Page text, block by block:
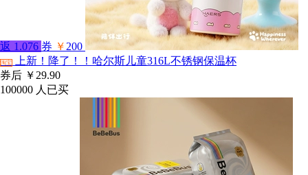
返 1.076 券 ￥ 200
淘宝
上新！降了！！哈尔斯儿童316L不锈钢保温杯
券后 ￥29.90
100000 人已买